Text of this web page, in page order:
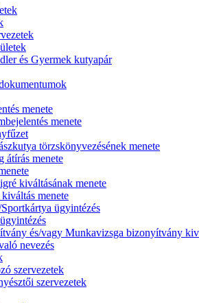
és Gyermek kutyapár
menete
menete
törzskönyvezésének menete
átírás menete
kiváltásának menete
menete
ügyintézés
és/vagy Munkavizsga bizonyítvány
nevezés
szervezetek
szervezetek